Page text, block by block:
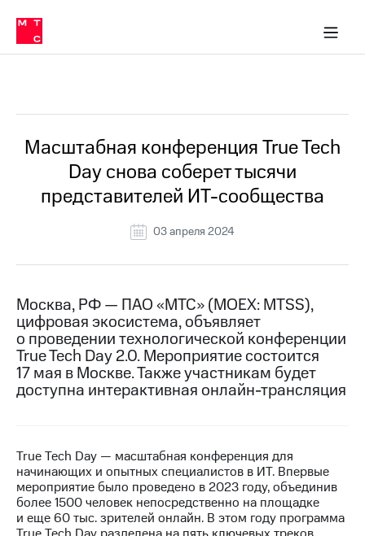
Медиа-центр
и акционерам
Устойчивое развитие
Комплаенс и деловая этика
компании
Карьера
История
компании
Руководство
информация
Контакты
Медиа-центр
Пресс-
релизы
МТС
Интервью
Финансовая
отчетность
в МТС
Пресс-
релизы
МТС
о технологиях
Масштабная конференция True Tech
Day снова соберет тысячи
представителей ИТ-сообщества
03 апреля 2024
Москва, РФ — ПАО «МТС» (MOEX: MTSS),
цифровая экосистема, объявляет
о проведении технологической конференции
True Tech Day 2.0. Мероприятие состоится
17 мая в Москве. Также участникам будет
доступна интерактивная онлайн-трансляция
True Tech Day — масштабная конференция для
начинающих и опытных специалистов в ИТ. Впервые
мероприятие было проведено в 2023 году, объединив
более 1500 человек непосредственно на площадке
и еще 60 тыс. зрителей онлайн. В этом году программа